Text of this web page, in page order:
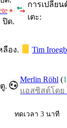
การเปลี่ยน
เตะ:
ปิด.
ลือง. Tim
.
Merlin Röhl (1
แอสซิสต์โดย
ทดเวลา 3 นาที